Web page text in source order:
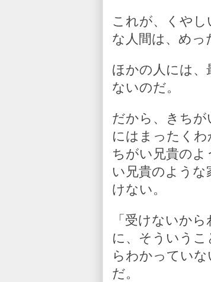
これが、くや
な人間は、めっ
ほかの人には、
ないのだ。
だから、きちが
にはまったく
ちがい兄貴の
い兄貴のような
けない。
「受けないか
に、そういう
らわかってい
だ。